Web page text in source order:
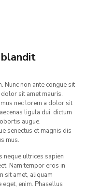
Nunc non ante congue sit
sit amet mauris.
nec lorem a dolor sit
ligula dui, dictum
augue.
senectus et magnis dis
mus.
neque ultrices sapien
Nam tempor eros in
sit amet, aliquam
enim. Phasellus